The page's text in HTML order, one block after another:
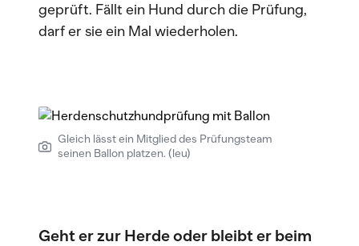
geprüft. Fällt ein Hund durch die Prüfung,
darf er sie ein Mal wiederholen.
Gleich lässt ein Mitglied des Prüfungsteam
seinen Ballon platzen. (leu)
Geht er zur Herde oder bleibt er beim